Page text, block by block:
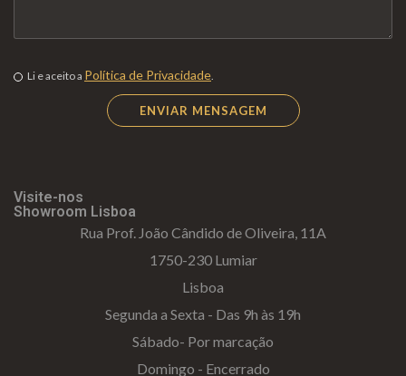
Li e aceito a Política de Privacidade.
Visite-nos
Showroom Lisboa
Rua Prof. João Cândido de Oliveira, 11A
1750-230 Lumiar
Lisboa
Segunda a Sexta - Das 9h às 19h
Sábado- Por marcação
Domingo - Encerrado